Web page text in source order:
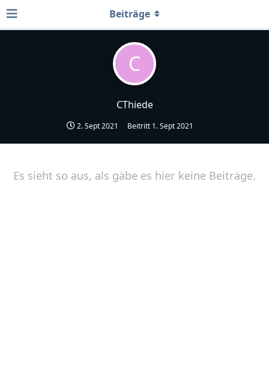
C
CThiede
2. Sept 2021 Beitritt 1. Sept 2021
Beiträge
Es sieht so aus, als gäbe es hier keine Beiträge.